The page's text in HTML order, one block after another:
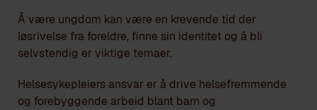
Å være ungdom kan være en krevende tid der
løsrivelse fra foreldre, finne sin identitet og å bli
selvstendig er viktige temaer.
Helsesykepleiers ansvar er å drive helsefremmende
og forebyggende arbeid blant barn og